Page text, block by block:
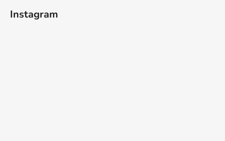
Instagram